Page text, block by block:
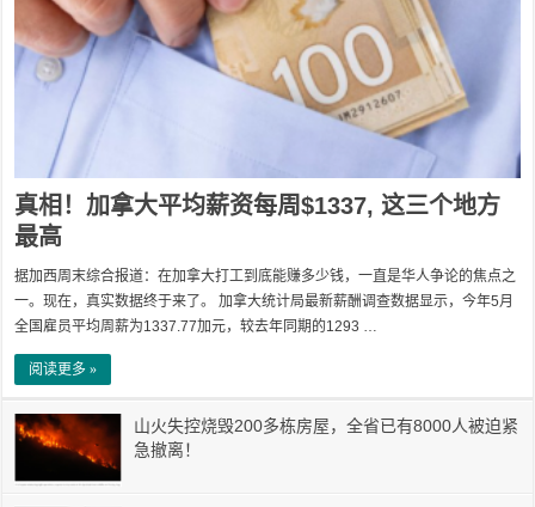
真相！加拿大平均薪资每周$1337, 这三个地方
最高
据加西周末综合报道：在加拿大打工到底能赚多少钱，一直是华人争论的焦点之
一。现在，真实数据终于来了。 加拿大统计局最新薪酬调查数据显示，今年5月
全国雇员平均周薪为1337.77加元，较去年同期的1293 …
阅读更多 »
山火失控烧毁200多栋房屋，全省已有8000人被迫紧
急撤离！